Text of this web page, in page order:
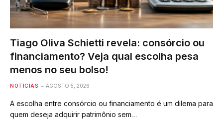
Tiago Oliva Schietti revela: consórcio ou
financiamento? Veja qual escolha pesa
menos no seu bolso!
NOTÍCIAS AGOSTO 5, 2026
A escolha entre consórcio ou financiamento é um dilema para
quem deseja adquirir patrimônio sem…